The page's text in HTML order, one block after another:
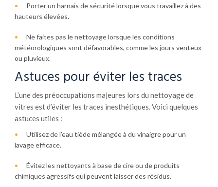
Porter un harnais de sécurité lorsque vous travaillez à des
hauteurs élevées.
Ne faites pas le nettoyage lorsque les conditions
météorologiques sont défavorables, comme les jours venteux
ou pluvieux.
Astuces pour éviter les traces
L’une des préoccupations majeures lors du nettoyage de
vitres est d’éviter les traces inesthétiques. Voici quelques
astuces utiles :
Utilisez de l’eau tiède mélangée à du vinaigre pour un
lavage efficace.
Évitez les nettoyants à base de cire ou de produits
chimiques agressifs qui peuvent laisser des résidus.